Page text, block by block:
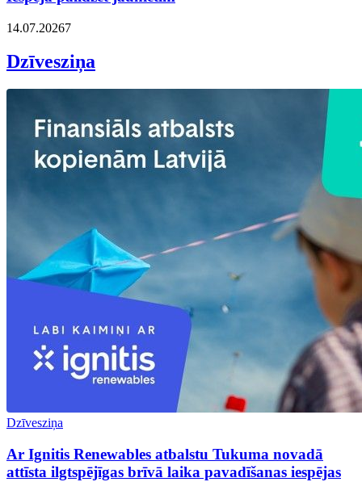
14.07.20267
Dzīvesziņa
Dzīvesziņa
Ar Ignitis Renewables atbalstu Tukuma novadā
attīsta ilgtspējīgas brīvā laika pavadīšanas iespējas